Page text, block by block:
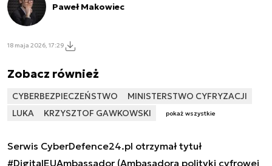
Paweł Makowiec
18 maja 2026, 17:29
Zobacz również
CYBERBEZPIECZEŃSTWO
MINISTERSTWO CYFRYZACJI
LUKA
KRZYSZTOF GAWKOWSKI pokaż wszystkie
Serwis CyberDefence24.pl otrzymał tytuł
#DigitalEUAmbassador (Ambasadora polityki cyfrowej